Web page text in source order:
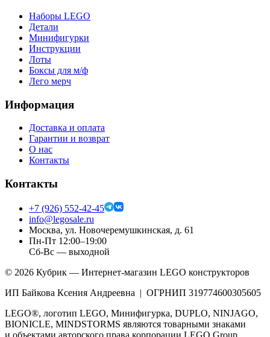
Наборы LEGO
Детали
Минифигурки
Инструкции
Лоты
Боксы для м/ф
Лего мерч
Информация
Доставка и оплата
Гарантии и возврат
О нас
Контакты
Контакты
+7 (926) 552-42-45
info@legosale.ru
Москва, ул. Новочеремушкинская, д. 61
Пн-Пт 12:00–19:00
Сб-Вс — выходной
© 2026 Кубрик — Интернет-магазин LEGO конструкторов
ИП Байкова Ксения Андреевна | ОГРНИП 319774600305605
LEGO®, логотип LEGO, Минифигурка, DUPLO, NINJAGO,
BIONICLE, MINDSTORMS являются товарными знаками
и объектами авторского права корпорации LEGO Group.